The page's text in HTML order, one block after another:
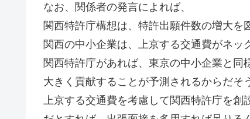
なお、関係者の発言によれば、
関西特許庁構想は、特許出願件数の増大を
関西の中小企業は、上京する交通費がネッ
関西特許庁があれば、東京の中小企業と
大きく貢献することが予測されるからだそ
上京する交通費を考慮して関西特許庁を創